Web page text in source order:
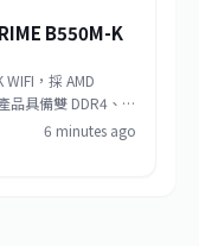
B550M-K
，採 AMD
品具備雙 DDR4、雙
6，定位偏向精簡配
6 minutes ago